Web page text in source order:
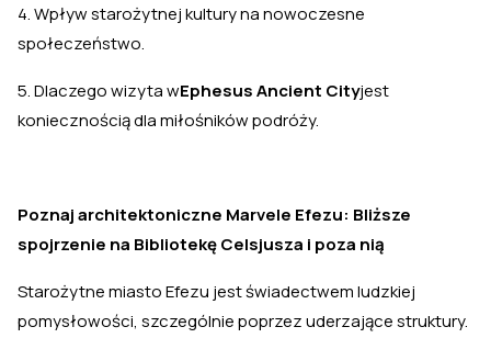
4. Wpływ starożytnej kultury na nowoczesne
społeczeństwo.
5. Dlaczego wizyta wEphesus Ancient Cityjest
koniecznością dla miłośników podróży.
Poznaj architektoniczne Marvele Efezu: Bliższe
spojrzenie na Bibliotekę Celsjusza i poza nią
Starożytne miasto Efezu jest świadectwem ludzkiej
pomysłowości, szczególnie poprzez uderzające struktury.